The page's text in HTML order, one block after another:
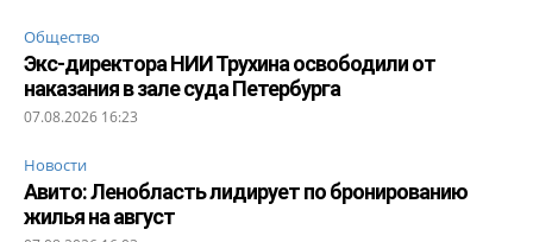
Общество
Экс-директора НИИ Трухина освободили от
наказания в зале суда Петербурга
07.08.2026 16:23
Новости
Авито: Ленобласть лидирует по бронированию
жилья на август